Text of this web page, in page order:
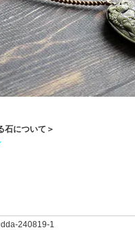
石について＞
240819-1